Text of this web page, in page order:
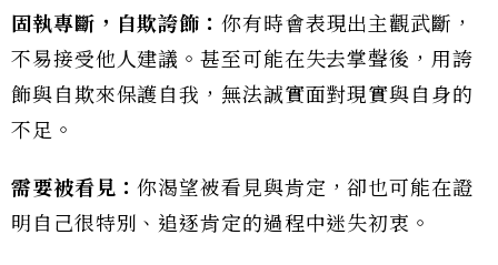
固執專斷，自欺誇飾： 你有時會表現出主觀武斷，
不易接受他人建議。甚至可能在失去掌聲後，用誇
飾與自欺來保護自我，無法誠實面對現實與自身的
不足。
需要被看見：你渴望被看見與肯定，卻也可能在證
明自己很特別、追逐肯定的過程中迷失初衷。